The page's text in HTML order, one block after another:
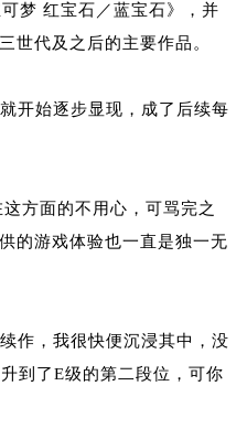
梦 红宝石／蓝宝石》，并
世代及之后的主要作品。
开始逐步显现，成了后续每
方面的不用心，可骂完之
的游戏体验也一直是独一无
作，我很快便沉浸其中，没
到了E级的第二段位，可你